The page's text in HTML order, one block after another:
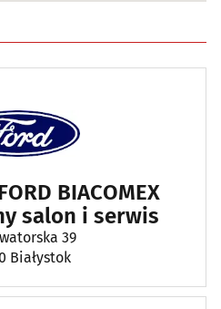
BIACOMEX
salon i serwis
39
Białystok